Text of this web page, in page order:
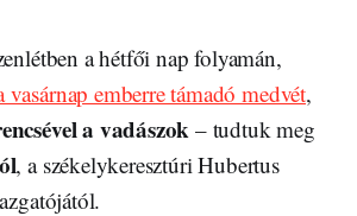
a hétfői nap folyamán,
vasárnap emberre támadó medvét,
a vadászok – tudtuk meg
, a székelykeresztúri Hubertus